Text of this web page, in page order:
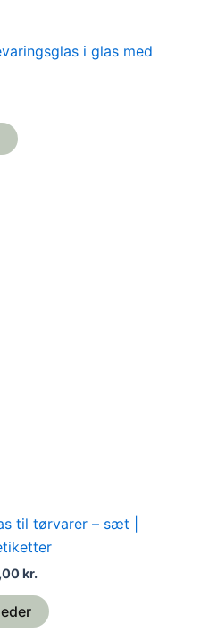
i glas med
til tørvarer – sæt |
kr.